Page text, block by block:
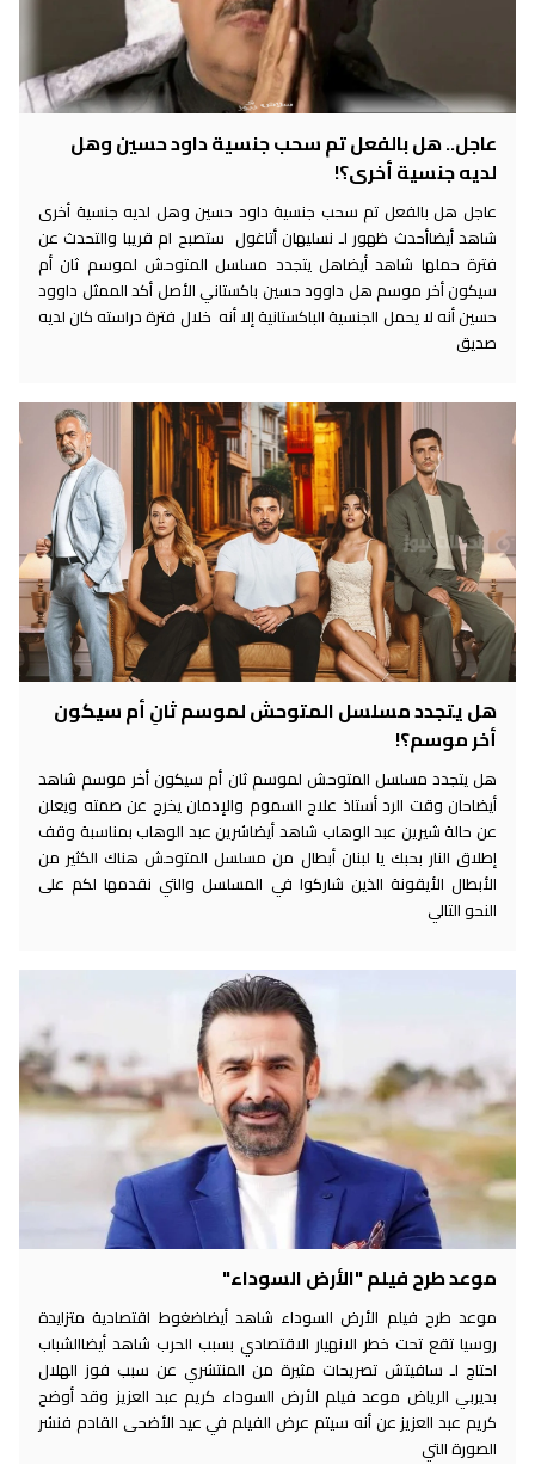
عاجل.. هل بالفعل تم سحب جنسية داود حسين وهل
لديه جنسية أخرى؟!
عاجل هل بالفعل تم سحب جنسية داود حسين وهل لديه جنسية أخرى
شاهد أيضاأحدث ظهور لـ نسليهان أتاغول ستصبح ام قريبا والتحدث عن
فترة حملها شاهد أيضاهل يتجدد مسلسل المتوحش لموسم ثان أم
سيكون أخر موسم هل داوود حسين باكستاني الأصل أكد الممثل داوود
حسين أنه لا يحمل الجنسية الباكستانية إلا أنه خلال فترة دراسته كان لديه
صديق
هل يتجدد مسلسل المتوحش لموسم ثانِ أم سيكون
أخر موسم؟!
هل يتجدد مسلسل المتوحش لموسم ثان أم سيكون أخر موسم شاهد
أيضاحان وقت الرد أستاذ علاج السموم والإدمان يخرج عن صمته ويعلن
عن حالة شيرين عبد الوهاب شاهد أيضاشرين عبد الوهاب بمناسبة وقف
إطلاق النار بحبك يا لبنان أبطال من مسلسل المتوحش هناك الكثير من
الأبطال الأيقونة الذين شاركوا في المسلسل والتي نقدمها لكم على
النحو التالي
موعد طرح فيلم "الأرض السوداء"
موعد طرح فيلم الأرض السوداء شاهد أيضاضغوط اقتصادية متزايدة
روسيا تقع تحت خطر الانهيار الاقتصادي بسبب الحرب شاهد أيضاالشباب
احتاج لـ سافيتش تصريحات مثيرة من المنتشري عن سبب فوز الهلال
بديربي الرياض موعد فيلم الأرض السوداء كريم عبد العزيز وقد أوضح
كريم عبد العزيز عن أنه سيتم عرض الفيلم في عيد الأضحى القادم فنشر
الصورة التي